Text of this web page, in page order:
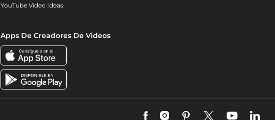
YouTube Video Ideas
Apps De Creadores De Videos